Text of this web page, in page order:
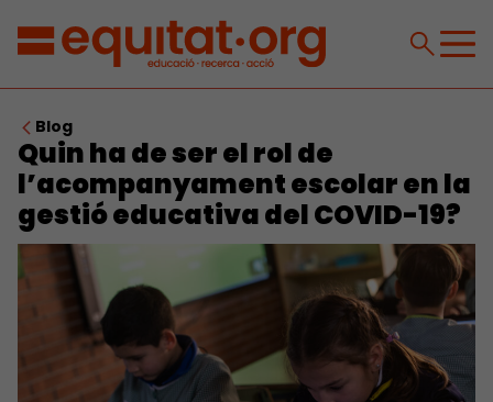
Blog
Quin ha de ser el rol de
l’acompanyament escolar en la
gestió educativa del COVID-19?